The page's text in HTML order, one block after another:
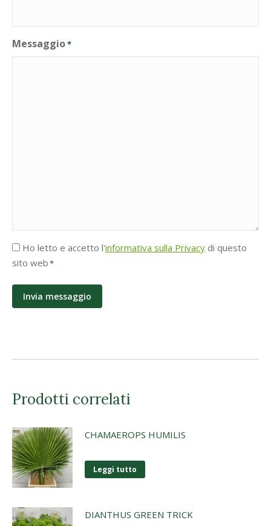
Messaggio*
Accettazione
Privacy
Ho letto e accetto l'informativa sulla Privacy di questo
sito web*
Prodotti correlati
CHAMAEROPS HUMILIS
Leggi tutto
DIANTHUS GREEN TRICK